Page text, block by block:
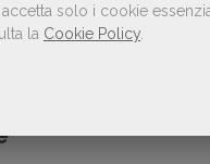
solo i cookie
la Cookie Policy
in base alle
una specie di
lunga di una domanda in